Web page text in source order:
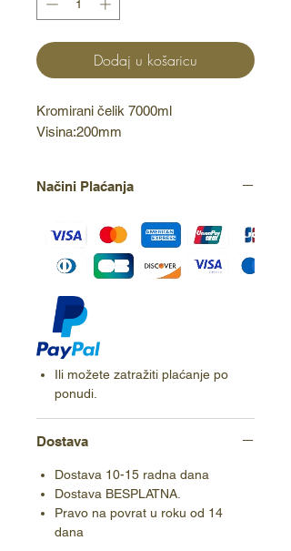
Dodaj u košaricu
Kromirani čelik 7000ml
Visina:200mm
Načini Plaćanja
Ili možete zatražiti plaćanje po
ponudi.
Dostava
Dostava 10-15 radna dana
Dostava BESPLATNA.
Pravo na povrat u roku od 14
dana